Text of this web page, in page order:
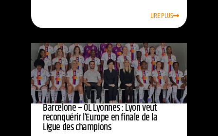
LIRE PLUS
Barcelone – OL Lyonnes : Lyon veut
reconquérir l’Europe en finale de la
Ligue des champions